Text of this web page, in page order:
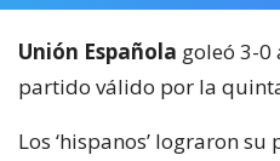
Unión Española goleó 3-0
partido válido por la
Los ‘hispanos’ lograron